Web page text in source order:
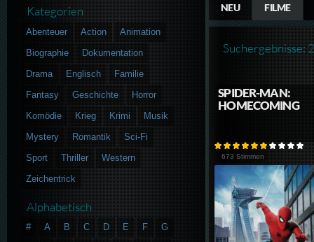
NEU FILME
Suchergebnisse:
SPIDER-MAN:
HOMECOMING
673 Stimmen
Kategorien
Abenteuer Action
Animation
Biographie
Dokumentation
Drama
Englisch
Familie
Fantasy
Geschichte
Horror
Komödie
Krieg Krimi
Musik
Mystery
Romantik
Sci-Fi
Sport
Thriller
Western
Zeichentrick
Alphabetisch
# A B C D E F
G